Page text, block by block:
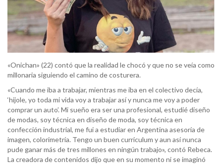
«Onichan» (22) contó que la realidad le chocó y que no se veía como
millonaria siguiendo el camino de costurera.
«Cuando me iba a trabajar, mientras me iba en el colectivo decía,
‘hijole, yo toda mi vida voy a trabajar así y nunca me voy a poder
comprar un auto’. Mi sueño era ser una profesional, estudié diseño
de modas, soy técnica en diseño de moda, soy técnica en
confección industrial, me fui a estudiar en Argentina asesoría de
imagen, colorimetría. Tengo un buen curriculum y aun así nunca
pude ganar más de tres millones en ningún trabajo», contó Rebeca.
La creadora de contenidos dijo que en su momento ni se imaginó